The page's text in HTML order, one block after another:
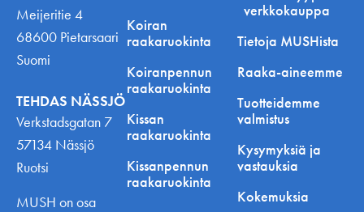
Meijeritie 4
68600 Pietarsaari
Suomi
TEHDAS NÄSSJÖ
Verkstadsgatan 7
57134 Nässjö
Ruotsi
MUSH on osa
Koiran
raakaruokinta
Koiranpennun
raakaruokinta
Kissan
raakaruokinta
Kissanpennun
raakaruokinta
verkkokauppa
Tietoja MUSHista
Raaka-aineemme
Tuotteidemme
valmistus
Kysymyksiä ja
vastauksia
Kokemuksia